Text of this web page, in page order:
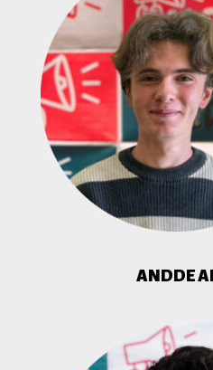
ANDDE